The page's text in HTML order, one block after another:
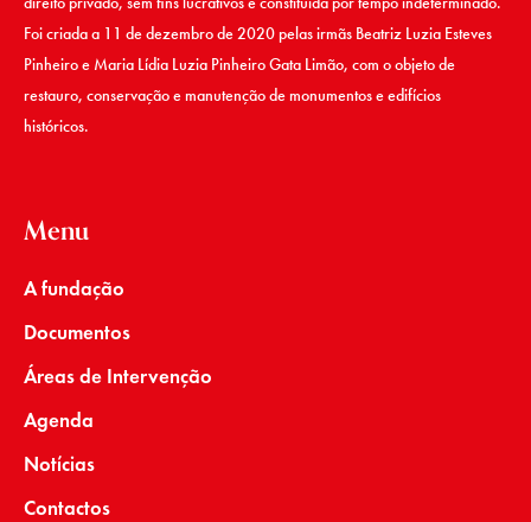
Foi criada a 11 de dezembro de 2020 pelas irmãs Beatriz Luzia Esteves
Pinheiro e Maria Lídia Luzia Pinheiro Gata Limão, com o objeto de
restauro, conservação e manutenção de monumentos e edifícios
históricos.
Menu
A fundação
Documentos
Áreas de Intervenção
Agenda
Notícias
Contactos